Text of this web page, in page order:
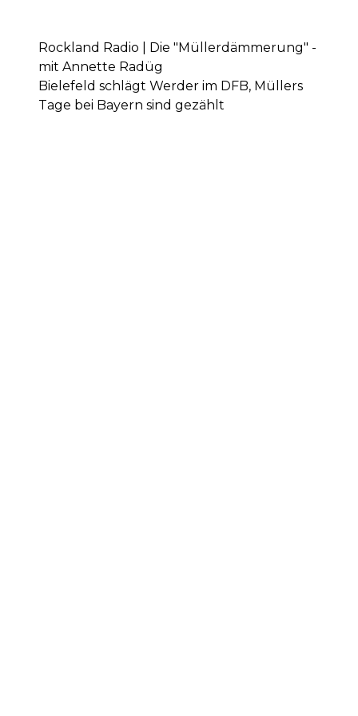
Rockland Radio | Die "Müllerdämmerung" -
mit Annette Radüg
Bielefeld schlägt Werder im DFB, Müllers
Tage bei Bayern sind gezählt